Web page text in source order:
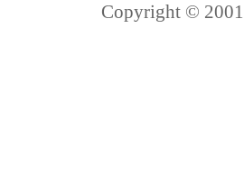
Copyright ©